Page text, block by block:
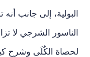
البولية، إلى جانب
الناسور الشرجي لا
لحصاة الكُلَى وشرح